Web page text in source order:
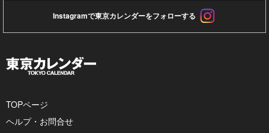
Instagramで東京カレンダーをフォローする
TOPページ
ヘルプ・お問合せ